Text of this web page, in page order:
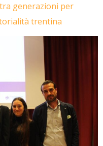
generazioni per
trentina